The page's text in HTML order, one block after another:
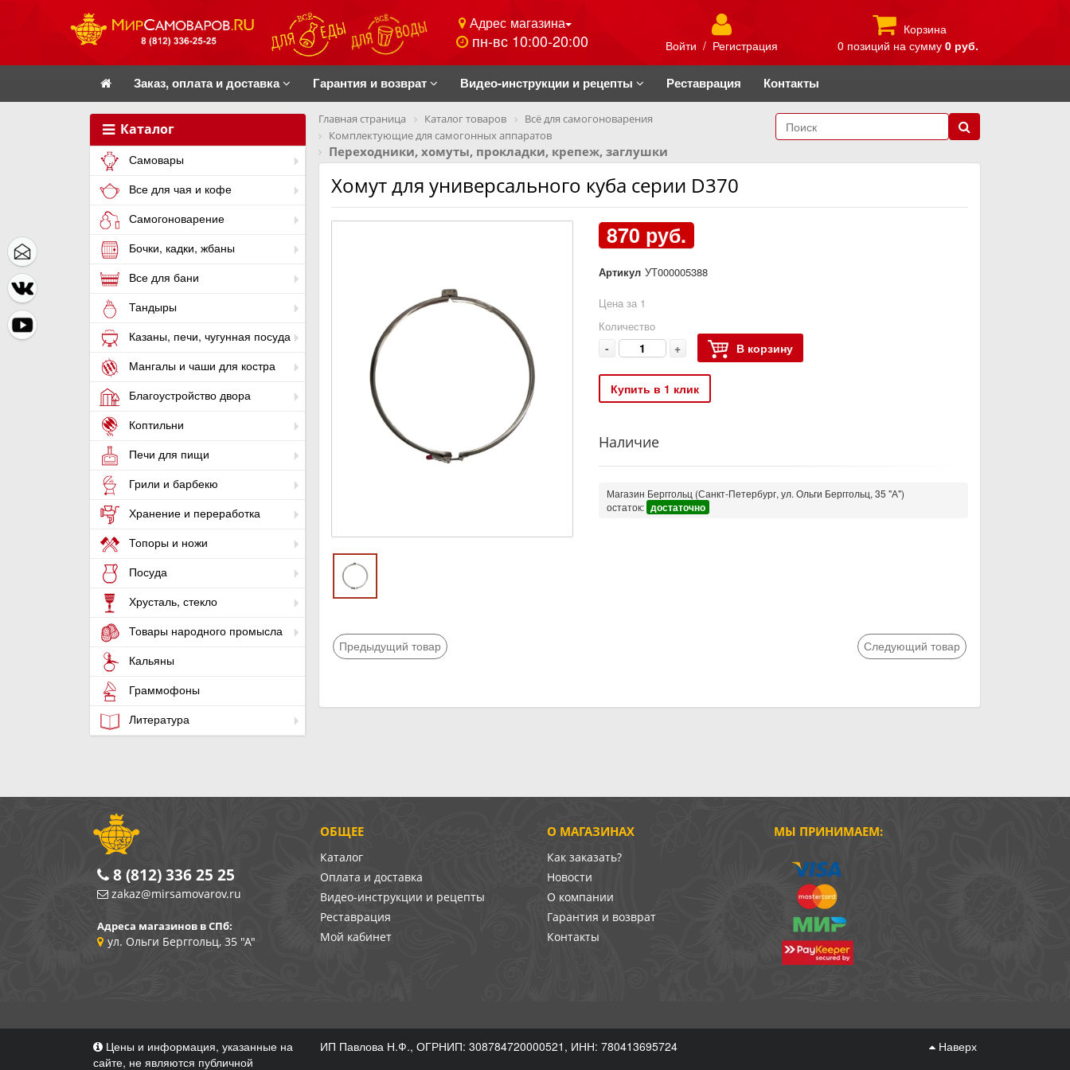
Адрес магазина
пн-вс 10:00-20:00 Войти / Регистрация
Корзина
0 позиций на сумму 0 руб.
Заказ, оплата и доставка Гарантия и возврат Видео-инструкции и рецепты Реставрация Контакты
Каталог
Самовары
Все для чая и кофе
Самогоноварение
Бочки, кадки, жбаны
Все для бани
Тандыры
Казаны, печи, чугунная посуда
Мангалы и чаши для костра
Благоустройство двора
Коптильни
Печи для пищи
Грили и барбекю
Хранение и переработка
Топоры и ножи
Посуда
Хрусталь, стекло
Товары народного промысла
Кальяны
Граммофоны
Литература
Главная страница Каталог товаров
Всё для самогоноварения
Комплектующие для самогонных аппаратов
Переходники, хомуты, прокладки, крепеж, заглушки
Хомут для универсального куба серии D370
870 руб.
Артикул УТ000005388
Цена за 1
Количество
- + В корзину
Купить в 1 клик
Наличие
Магазин Берггольц (Санкт-Петербург, ул. Ольги Берггольц, 35 "А")
остаток: достаточно
Предыдущий товар Следующий товар
О МАГАЗИНАХ
Как заказать?
Новости
О компании
Гарантия и возврат
Контакты
ОБЩЕЕ
Каталог
Оплата и доставка
Видео-инструкции и рецепты
Реставрация
Мой кабинет
МЫ ПРИНИМАЕМ:
8 (812) 336 25 25
zakaz@mirsamovarov.ru
Адреса магазинов в СПб:
ул. Ольги Берггольц, 35 "А"
Цены и информация, указанные на
сайте, не являются публичной
ИП Павлова Н.Ф., ОГРНИП: 308784720000521, ИНН: 780413695724 Наверх